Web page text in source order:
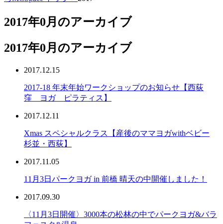
2017年0月のアーカイブ
2017年0月のアーカイブ
2017.12.15
2017-18 年末年始ワークショップのお知らせ【西荻
窪 ヨガ ピラティス】
2017.12.11
Xmas スペシャルクラス【産後のママヨガwithベビー
杉並・西荻】
2017.11.05
11月3日パークヨガ in 前橋 晴天の中開催しました！
2017.09.30
〈11月3日開催〉3000本の松林の中でパークヨガ&バラ